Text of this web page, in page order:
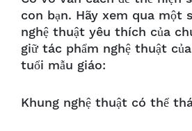
con bạn. Hãy xem qua một
nghệ thuật yêu thích của
giữ tác phẩm nghệ thuật
tuổi mẫu giáo:
Khung nghệ thuật có thể